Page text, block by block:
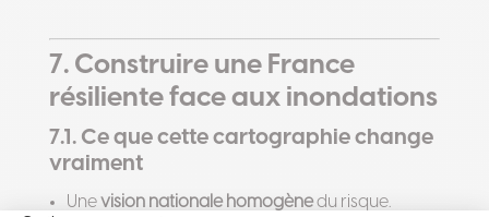
7. Construire une France
résiliente face aux inondations
7.1. Ce que cette cartographie change
vraiment
Unevision nationale homogènedu risque.